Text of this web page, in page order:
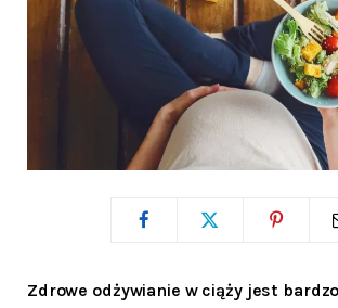
Zdrowe odżywianie w ciąży jest